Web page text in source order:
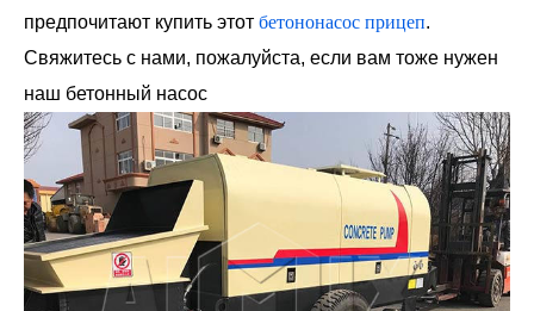
предпочитают купить этот бетононасос прицеп.
Свяжитесь с нами, пожалуйста, если вам тоже нужен
наш бетонный насос